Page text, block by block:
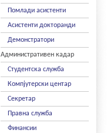
Помлади асистенти
Асистенти докторанди
Демонстратори
Административен кадар
Студентска служба
Компјутерски центар
Секретар
Правна служба
Финансии